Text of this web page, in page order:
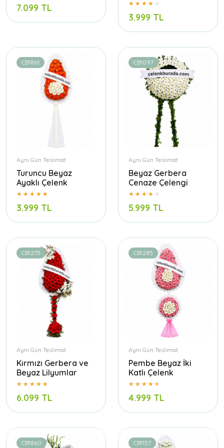
7.099 TL
3.999 TL
CB1861
Aynı Gün Teslimat
Turuncu Beyaz
Ayaklı Çelenk
3.999 TL
CB1097
Aynı Gün Teslimat
Beyaz Gerbera
Cenaze Çelengi
5.999 TL
CB1275
Aynı Gün Teslimat
Kırmızı Gerbera ve
Beyaz Lilyumlar
6.099 TL
CB1285
Aynı Gün Teslimat
Pembe Beyaz İki
Katlı Çelenk
4.999 TL
CB1860 CB1157